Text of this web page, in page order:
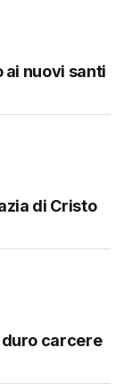
ai nuovi santi
di Cristo
duro carcere